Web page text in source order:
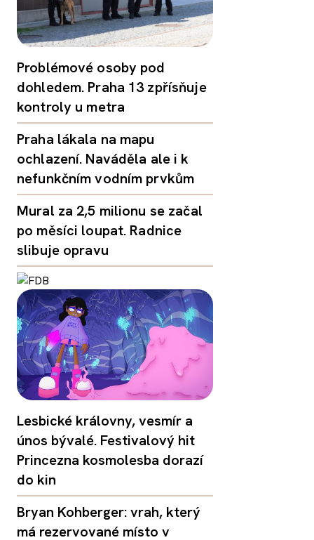
Problémové osoby pod
dohledem. Praha 13 zpřísňuje
kontroly u metra
Praha lákala na mapu
ochlazení. Naváděla ale i k
nefunkčním vodním prvkům
Mural za 2,5 milionu se začal
po měsíci loupat. Radnice
slibuje opravu
Lesbické královny, vesmír a
únos bývalé. Festivalový hit
Princezna kosmolesba dorazí
do kin
Bryan Kohberger: vrah, který
má rezervované místo v